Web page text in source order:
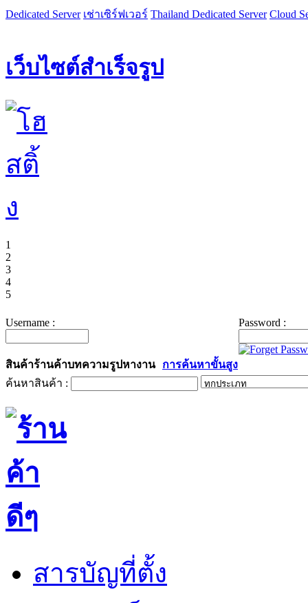
Dedicated Server เช่าเซิร์ฟเวอร์ Thailand Dedicated Server Cloud
เว็บไซต์สำเร็จรูป
2
3
4
5
ค้นหาสินค้า :
สารบัญที่ตั้ง